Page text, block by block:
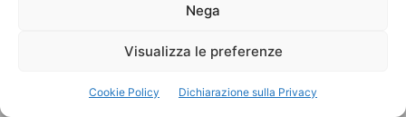
Nega
Visualizza le preferenze
Cookie Policy Dichiarazione sulla Privacy